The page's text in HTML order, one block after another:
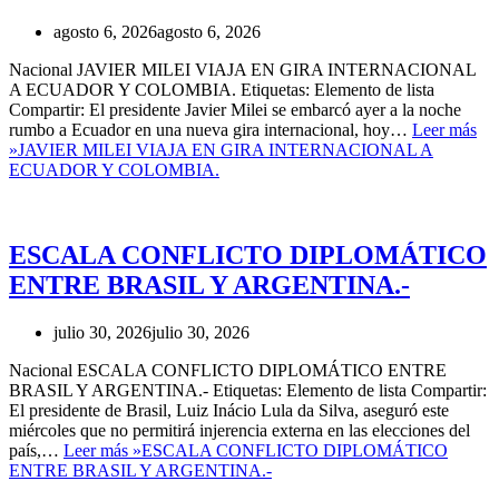
agosto 6, 2026agosto 6, 2026
Nacional JAVIER MILEI VIAJA EN GIRA INTERNACIONAL
A ECUADOR Y COLOMBIA. Etiquetas: Elemento de lista
Compartir: El presidente Javier Milei se embarcó ayer a la noche
rumbo a Ecuador en una nueva gira internacional, hoy… Leer más
»JAVIER MILEI VIAJA EN GIRA INTERNACIONAL A
ECUADOR Y COLOMBIA.
ESCALA CONFLICTO DIPLOMÁTICO
ENTRE BRASIL Y ARGENTINA.-
julio 30, 2026julio 30, 2026
Nacional ESCALA CONFLICTO DIPLOMÁTICO ENTRE
BRASIL Y ARGENTINA.- Etiquetas: Elemento de lista Compartir:
El presidente de Brasil, Luiz Inácio Lula da Silva, aseguró este
miércoles que no permitirá injerencia externa en las elecciones del
país,… Leer más »ESCALA CONFLICTO DIPLOMÁTICO
ENTRE BRASIL Y ARGENTINA.-